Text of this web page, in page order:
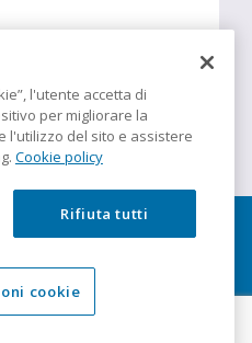
con
Spa
l'utente accetta di
per migliorare la
l'utilizzo del sito e assistere
Cookie policy
Rifiuta tutti
cookie